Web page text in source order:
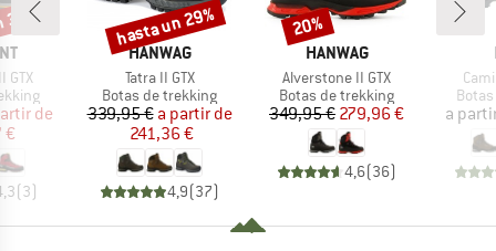
GTX
reducido
de
€
(3)
MARCA
HANWAG
Artículo
Tatra II GTX
Product group
Botas de trekking
Precio
339,95 € Precio reducido
a partir de
241,36 €
4,9(37)
Descuento
hasta un 29%
MARCA
HANWAG
Artículo
Alverstone II GTX
Product group
Botas de trekking
Precio
349,95 €Precio reducido
279,96 €
4,6(36)
Descuento
20%
a